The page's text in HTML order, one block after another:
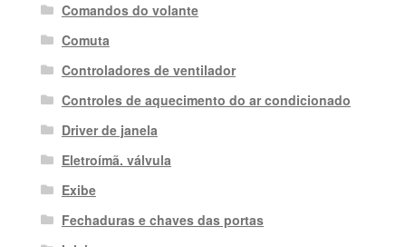
Comandos do volante
Comuta
Controladores de ventilador
Controles de aquecimento do ar condicionado
Driver de janela
Eletroímã. válvula
Exibe
Fechaduras e chaves das portas